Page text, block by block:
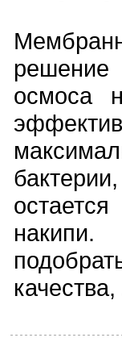
осмоса
качества,